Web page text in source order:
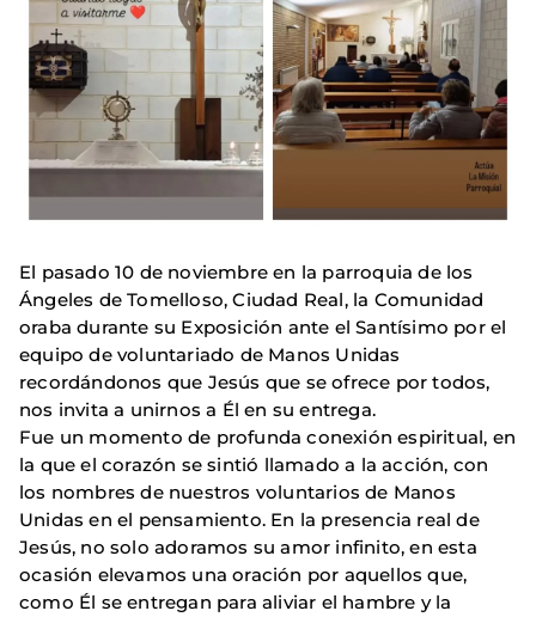
El pasado 10 de noviembre en la parroquia de los
Ángeles de Tomelloso, Ciudad Real, la Comunidad
oraba durante su Exposición ante el Santísimo por el
equipo de voluntariado de Manos Unidas
recordándonos que Jesús que se ofrece por todos,
nos invita a unirnos a Él en su entrega.
Fue un momento de profunda conexión espiritual, en
la que el corazón se sintió llamado a la acción, con
los nombres de nuestros voluntarios de Manos
Unidas en el pensamiento. En la presencia real de
Jesús, no solo adoramos su amor infinito, en esta
ocasión elevamos una oración por aquellos que,
como Él se entregan para aliviar el hambre y la